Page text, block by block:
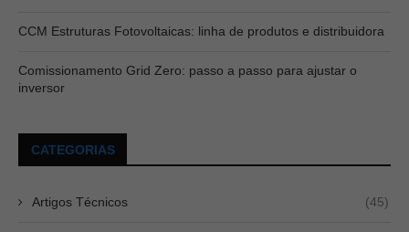
CCM Estruturas Fotovoltaicas: linha de produtos e distribuidora
Comissionamento Grid Zero: passo a passo para ajustar o
inversor
CATEGORIAS
Artigos Técnicos (45)